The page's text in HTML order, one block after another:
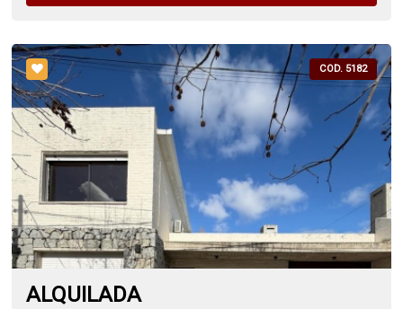
COD. 5182
ALQUILADA